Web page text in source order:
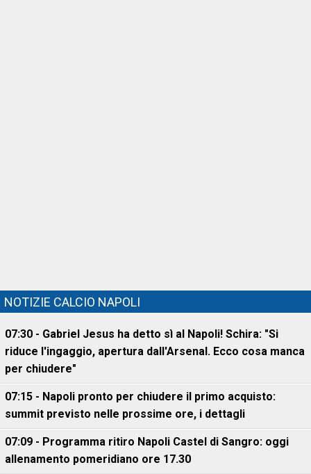
NOTIZIE CALCIO NAPOLI
07:30 - Gabriel Jesus ha detto sì al Napoli! Schira: "Si
riduce l'ingaggio, apertura dall'Arsenal. Ecco cosa manca
per chiudere"
07:15 - Napoli pronto per chiudere il primo acquisto:
summit previsto nelle prossime ore, i dettagli
07:09 - Programma ritiro Napoli Castel di Sangro: oggi
allenamento pomeridiano ore 17.30